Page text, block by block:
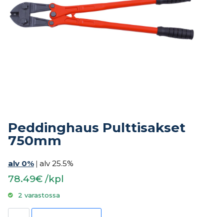
Peddinghaus Pulttisakset
750mm
alv 0% | alv 25.5%
78.49€ /kpl
2 varastossa
Peddinghaus Pulttisakset 750mm määrä